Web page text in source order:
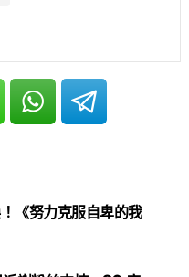
《努力克服自卑的我